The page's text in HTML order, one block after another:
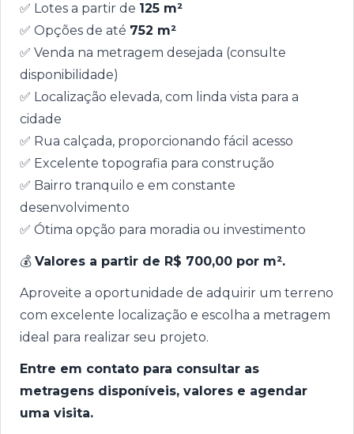
✅ Lotes a partir de 125 m²
✅ Opções de até 752 m²
✅ Venda na metragem desejada (consulte
disponibilidade)
✅ Localização elevada, com linda vista para a
cidade
✅ Rua calçada, proporcionando fácil acesso
✅ Excelente topografia para construção
✅ Bairro tranquilo e em constante
desenvolvimento
✅ Ótima opção para moradia ou investimento
💰 Valores a partir de R$ 700,00 por m².
Aproveite a oportunidade de adquirir um terreno
com excelente localização e escolha a metragem
ideal para realizar seu projeto.
Entre em contato para consultar as
metragens disponíveis, valores e agendar
uma visita.